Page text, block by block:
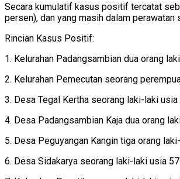
Secara kumulatif kasus positif tercatat
persen), dan yang masih dalam
Rincian Kasus Positif:
1. Kelurahan Padangsambian dua orang
2. Kelurahan Pemecutan seorang
3. Desa Tegal Kertha seorang laki-laki usia
4. Desa Padangsambian Kaja dua orang
5. Desa Peguyangan Kangin tiga orang
6. Desa Sidakarya seorang laki-laki usia